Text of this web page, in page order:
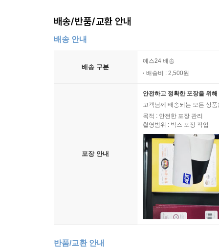
배송/반품/교환 안내
배송 안내
배송 구분
예스24 배송
배송비 : 2,500원
포장 안내
안전하고 정확한 포장을 위
고객님께 배송되는 모든 상
목적 : 안전한 포장 관리
촬영범위 : 박스 포장 작업
반품/교환 안내